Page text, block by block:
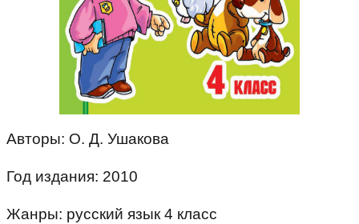
Авторы: О. Д. Ушакова
Год издания: 2010
Жанры: русский язык 4 класс